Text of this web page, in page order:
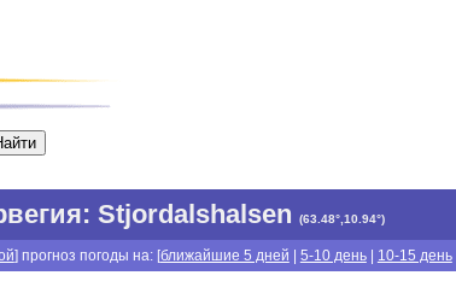
: Stjordalshalsen (63.48°,10.94°)
] прогноз погоды на: [ближайшие 5 дней 5-10 день| 10-15 день|